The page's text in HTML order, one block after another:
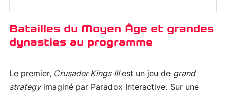
Batailles du Moyen Âge et grandes
dynasties au programme
Le premier, Crusader Kings IIIest un jeu de grand
strategyimaginé par Paradox Interactive. Sur une